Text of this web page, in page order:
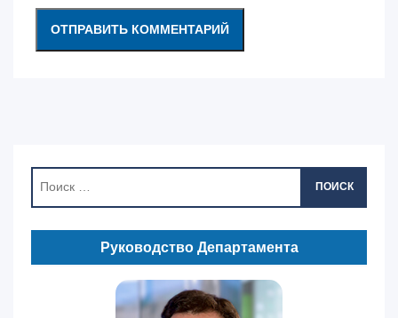
ПОИСК
Руководство Департамента